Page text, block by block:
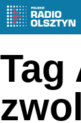
Tag